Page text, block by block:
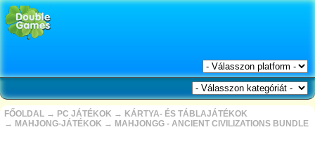
FŐOLDAL → PC JÁTÉKOK → KÁRTYA- ÉS TÁBLAJÁTÉKOK
→ MAHJONG-JÁTÉKOK → MAHJONGG - ANCIENT CIVILIZATIONS BUNDLE